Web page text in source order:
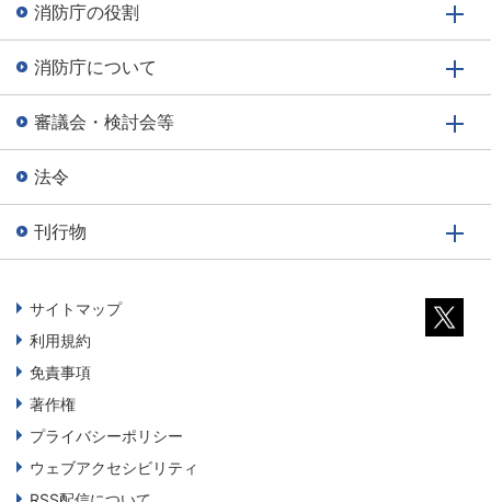
消防庁の役割
消防庁について
審議会・検討会等
法令
刊行物
サイトマップ
利用規約
免責事項
著作権
プライバシーポリシー
ウェブアクセシビリティ